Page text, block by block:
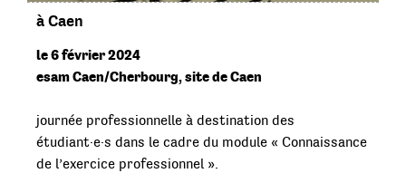
à Caen
le 6 février 2024
esam Caen/Cherbourg, site de Caen
journée professionnelle à destination des
étudiant·e·s dans le cadre du module « Connaissance
de l’exercice professionnel ».